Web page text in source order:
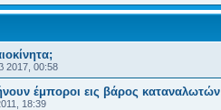
2017, 00:58
έμποροι εις βάρος καταναλωτών
18:39